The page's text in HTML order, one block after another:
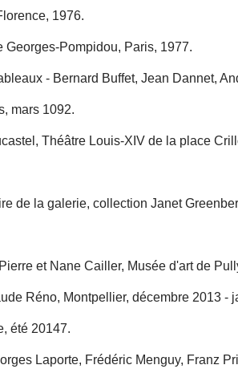
1976.
Pompidou, Paris, 1977.
- Bernard Buffet, Jean Dannet,
mars 1092.
Théâtre Louis-XIV de la place
de la galerie, collection Janet
et Nane Cailler, Musée d'art de
Réno, Montpellier, décembre 2013 -
été 20147.
Laporte, Frédéric Menguy, Franz